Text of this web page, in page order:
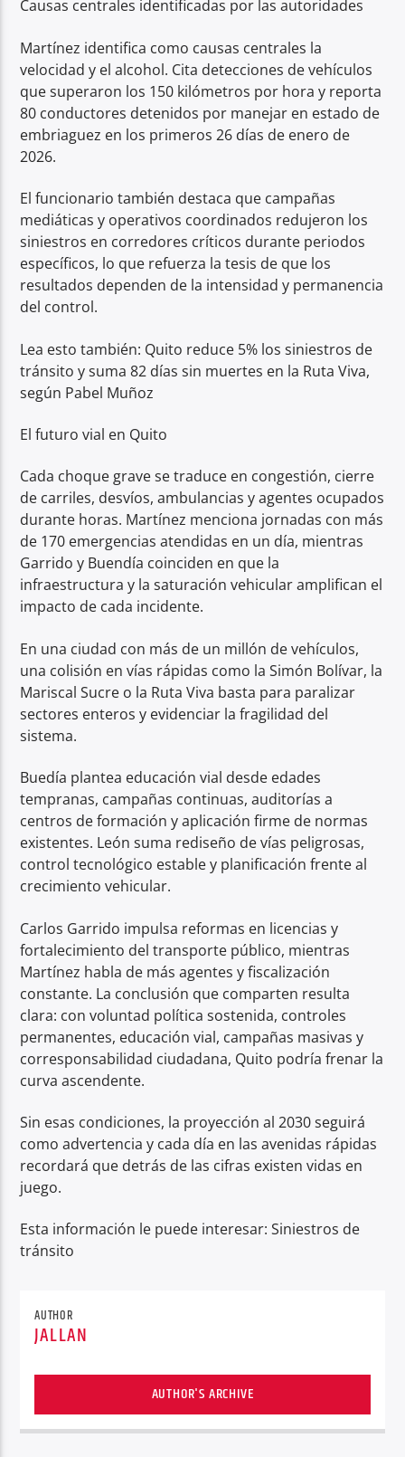
Causas centrales identificadas por las autoridades
Martínez identifica como causas centrales la
velocidad y el alcohol. Cita detecciones de vehículos
que superaron los 150 kilómetros por hora y reporta
80 conductores detenidos por manejar en estado de
embriaguez en los primeros 26 días de enero de
2026.
El funcionario también destaca que campañas
mediáticas y operativos coordinados redujeron los
siniestros en corredores críticos durante periodos
específicos, lo que refuerza la tesis de que los
resultados dependen de la intensidad y permanencia
del control.
Lea esto también: Quito reduce 5% los siniestros de
tránsito y suma 82 días sin muertes en la Ruta Viva,
según Pabel Muñoz
El futuro vial en Quito
Cada choque grave se traduce en congestión, cierre
de carriles, desvíos, ambulancias y agentes ocupados
durante horas. Martínez menciona jornadas con más
de 170 emergencias atendidas en un día, mientras
Garrido y Buendía coinciden en que la
infraestructura y la saturación vehicular amplifican el
impacto de cada incidente.
En una ciudad con más de un millón de vehículos,
una colisión en vías rápidas como la Simón Bolívar, la
Mariscal Sucre o la Ruta Viva basta para paralizar
sectores enteros y evidenciar la fragilidad del
sistema.
Buedía plantea educación vial desde edades
tempranas, campañas continuas, auditorías a
centros de formación y aplicación firme de normas
existentes. León suma rediseño de vías peligrosas,
control tecnológico estable y planificación frente al
crecimiento vehicular.
Carlos Garrido impulsa reformas en licencias y
fortalecimiento del transporte público, mientras
Martínez habla de más agentes y fiscalización
constante. La conclusión que comparten resulta
clara: con voluntad política sostenida, controles
permanentes, educación vial, campañas masivas y
corresponsabilidad ciudadana, Quito podría frenar la
curva ascendente.
Sin esas condiciones, la proyección al 2030 seguirá
como advertencia y cada día en las avenidas rápidas
recordará que detrás de las cifras existen vidas en
juego.
Esta información le puede interesar: Siniestros de
tránsito
AUTHOR
JALLAN
AUTHOR'S ARCHIVE